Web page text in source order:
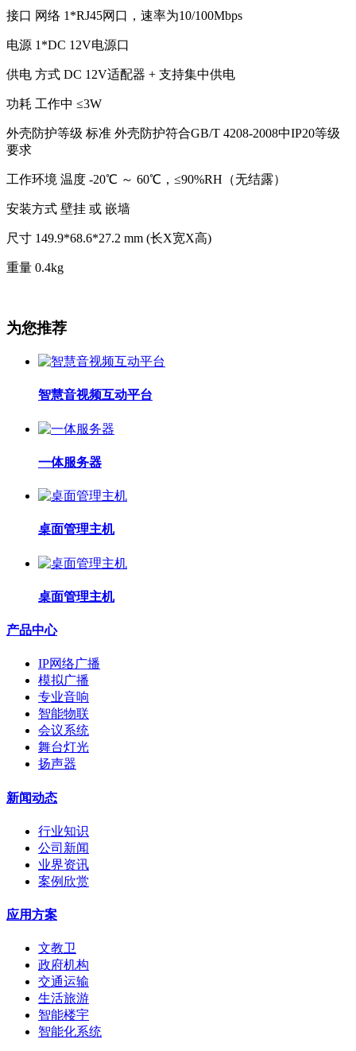
接口 网络 1*RJ45网口，速率为10/100Mbps
电源 1*DC 12V电源口
供电 方式 DC 12V适配器 + 支持集中供电
功耗 工作中 ≤3W
外壳防护等级 标准 外壳防护符合GB/T 4208-2008中IP20等级
要求
工作环境 温度 -20℃ ～ 60℃，≤90%RH（无结露）
安装方式 壁挂 或 嵌墙
尺寸 149.9*68.6*27.2 mm (长X宽X高)
重量 0.4kg
为您推荐
智慧音视频互动平台
一体服务器
桌面管理主机
桌面管理主机
产品中心
IP网络广播
模拟广播
专业音响
智能物联
会议系统
舞台灯光
扬声器
新闻动态
行业知识
公司新闻
业界资讯
案例欣赏
应用方案
文教卫
政府机构
交通运输
生活旅游
智能楼宇
智能化系统